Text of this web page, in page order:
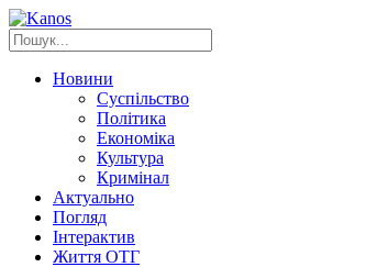
Новини
Суспільство
Політика
Економіка
Культура
Кримінал
Актуально
Погляд
Інтерактив
Життя ОТГ